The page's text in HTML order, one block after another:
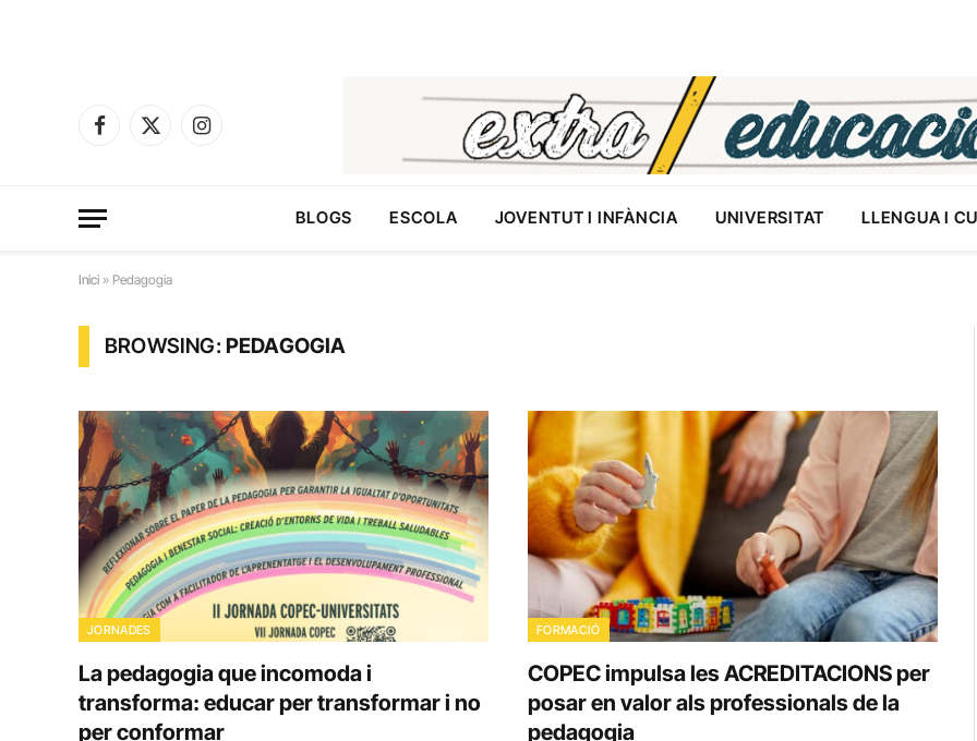
Facebook
X
Instagram
BLOGS ESCOLA JOVENTUT I INFÀNCIA UNIVERSITAT LLENGUA I
Inici » Pedagogia
BROWSING:PEDAGOGIA
JORNADES
La pedagogia que incomoda i
transforma: educar per transformar i no
per conformar
FORMACIÓ
COPEC impulsa les ACREDITACIONS per
posar en valor als professionals de la
pedagogia